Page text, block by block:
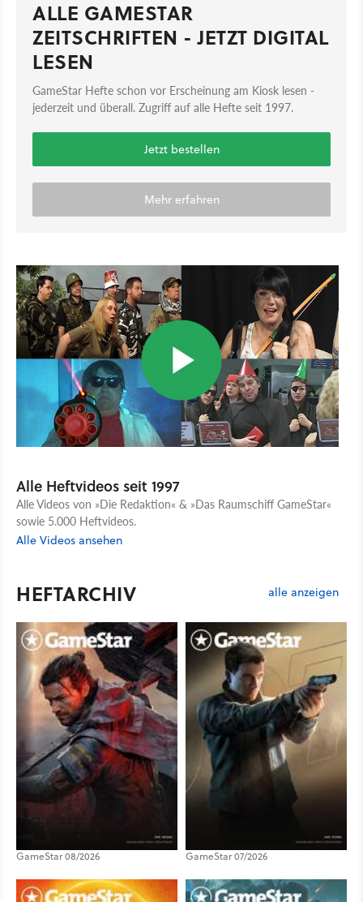
ALLE GAMESTAR
ZEITSCHRIFTEN - JETZT DIGITAL
LESEN
GameStar Hefte schon vor Erscheinung am Kiosk lesen -
jederzeit und überall. Zugriff auf alle Hefte seit 1997.
Jetzt bestellen
Mehr erfahren
Alle Heftvideos seit 1997
Alle Videos von »Die Redaktion« & »Das Raumschiff GameStar«
sowie 5.000 Heftvideos.
Alle Videos ansehen
HEFTARCHIV alle anzeigen
GameStar 08/2026 GameStar 07/2026